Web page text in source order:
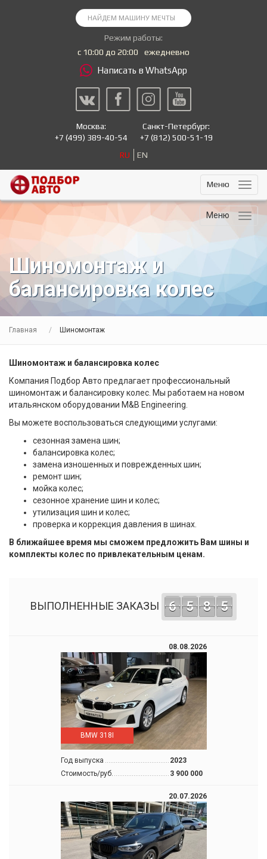
Режим работы:
с 10:00 до 20:00
ежедневно
Написать в WhatsApp
Москва:
+7 (499) 389-40-54
Санкт-Петербург:
+7 (812) 500-51-19
RU
EN
Меню
Меню
Шиномонтаж и
балансировка колес
Главная Шиномонтаж
Шиномонтаж и балансировка колес
Компания Подбор Авто предлагает профессиональный
шиномонтаж и балансировку колес. Мы работаем на новом
итальянском оборудовании M&B Engineering.
Вы можете воспользоваться следующими услугами:
сезонная замена шин;
балансировка колес;
замена изношенных и поврежденных шин;
ремонт шин;
мойка колес;
сезонное хранение шин и колес;
утилизация шин и колес;
проверка и коррекция давления в шинах.
В ближайшее время мы сможем предложить Вам шины и
комплекты колес по привлекательным ценам.
ВЫПОЛНЕННЫЕ ЗАКАЗЫ 6 5 8 5
08.08.2026
BMW 318I
Год выпуска
2023
Стоимость/руб.
3 900 000
20.07.2026